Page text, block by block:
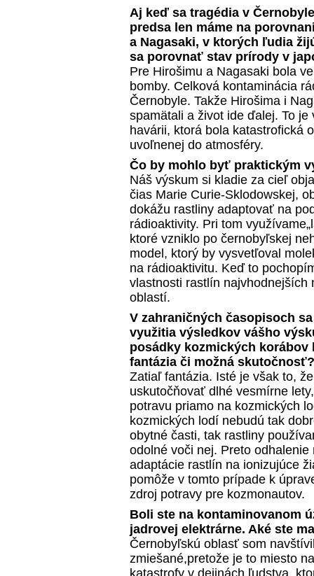
Aj keď sa tragédia v
predsa len máme na
a Nagasaki, v ktorých ľudia
sa porovnať stav prírody v
Pre Hirošimu a Nagasaki bola
bomby. Celková kontaminácia
Černobyle. Takže Hirošima i
spamätali a život ide ďalej. To
havárii, ktorá bola katastrofická
uvoľnenej do atmosféry.
Čo by mohlo byť praktickým
Náš výskum si kladie za cieľ
čias Marie Curie-Sklodowskej,
dokážu rastliny adaptovať na
rádioaktivity. Pri tom
ktoré vzniklo po černobyľskej
model, ktorý by vysvetľoval
na rádioaktivitu. Keď to
vlastnosti rastlín najvhodnejších
oblastí.
V zahraničných časopisoch
využitia výsledkov vášho
posádky kozmických korábov
fantázia či možná
Zatiaľ fantázia. Isté je však to,
uskutočňovať dlhé vesmírne
potravu priamo na kozmických
kozmických lodí nebudú tak
obytné časti, tak rastliny
odolné voči nej. Preto
adaptácie rastlín na ionizujúce
pomôže v tomto prípade k
zdroj potravy pre kozmonautov.
Boli ste na kontaminovanom
jadrovej elektrárne. Aké ste
Černobyľskú oblasť som
zmiešané,pretože je to miesto
katastrofy v dejinách ľudstva,